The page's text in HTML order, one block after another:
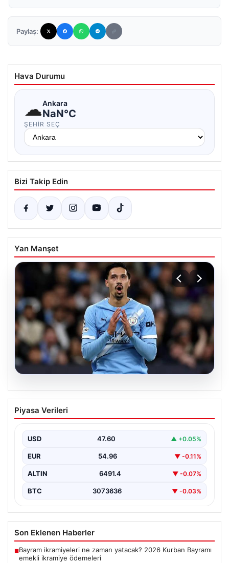
Paylaş:
Hava Durumu
☁Ankara
NaN°C
ŞEHIR SEÇ
Bizi Takip Edin
Yan Manşet
05.08.2026
Galatasaray’da orta sahaya dev isim!
Manchester City’nin yıldızı Tijjani
{"title": "Galatasaray Orta Sahaya Dev Transferle
Reijnders"}, "content": "Yaz…
Piyasa Verileri
USD 47.60 ▲ +0.05%
EUR 54.96 ▼ -0.11%
ALTIN 6491.4 ▼ -0.07%
BTC 3073636 ▼ -0.03%
Son Eklenen Haberler
■Bayram ikramiyeleri ne zaman yatacak? 2026 Kurban Bayramı
emekli ikramiye ödemeleri